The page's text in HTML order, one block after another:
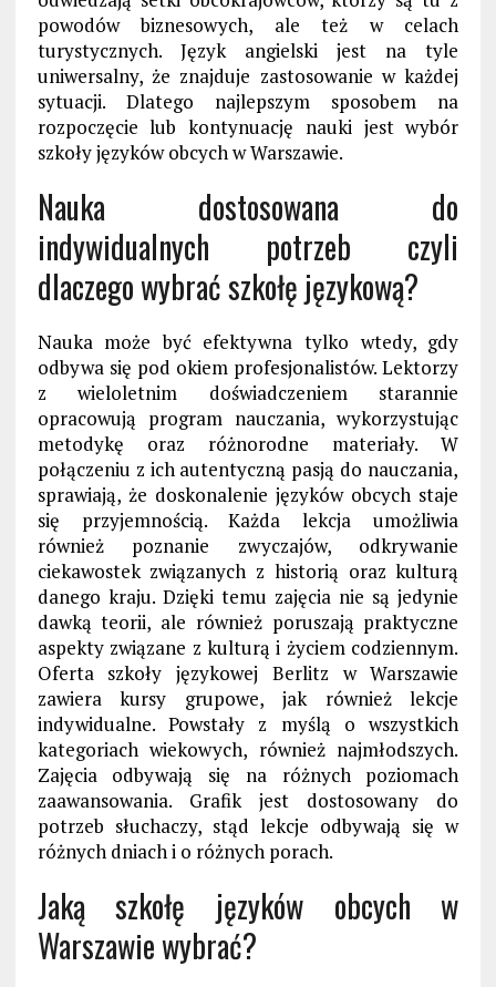
powodów biznesowych, ale też w celach
turystycznych. Język angielski jest na tyle
uniwersalny, że znajduje zastosowanie w każdej
sytuacji. Dlatego najlepszym sposobem na
rozpoczęcie lub kontynuację nauki jest wybór
szkoły języków obcych w Warszawie.
Nauka dostosowana do
indywidualnych potrzeb czyli
dlaczego wybrać szkołę językową?
Nauka może być efektywna tylko wtedy, gdy
odbywa się pod okiem profesjonalistów. Lektorzy
z wieloletnim doświadczeniem starannie
opracowują program nauczania, wykorzystując
metodykę oraz różnorodne materiały. W
połączeniu z ich autentyczną pasją do nauczania,
sprawiają, że doskonalenie języków obcych staje
się przyjemnością. Każda lekcja umożliwia
również poznanie zwyczajów, odkrywanie
ciekawostek związanych z historią oraz kulturą
danego kraju. Dzięki temu zajęcia nie są jedynie
dawką teorii, ale również poruszają praktyczne
aspekty związane z kulturą i życiem codziennym.
Oferta szkoły językowej Berlitz w Warszawie
zawiera kursy grupowe, jak również lekcje
indywidualne. Powstały z myślą o wszystkich
kategoriach wiekowych, również najmłodszych.
Zajęcia odbywają się na różnych poziomach
zaawansowania. Grafik jest dostosowany do
potrzeb słuchaczy, stąd lekcje odbywają się w
różnych dniach i o różnych porach.
Jaką szkołę języków obcych w
Warszawie wybrać?